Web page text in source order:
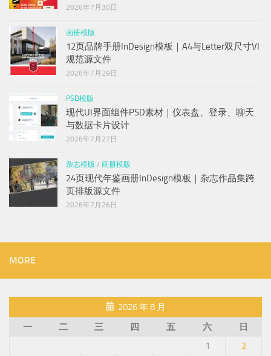
2026年7月30日
画册模版
12页品牌手册InDesign模板｜A4与Letter双尺寸VI
规范源文件
2026年7月29日
PSD模版
现代UI界面组件PSD素材｜仪表盘、登录、聊天
与数据卡片设计
2026年7月27日
杂志模版 / 画册模版
24页现代年鉴画册InDesign模板｜杂志作品集跨
页排版源文件
2026年7月26日
MORE
2026 年 8 月
一
二 三 四 五 六
日
1
2